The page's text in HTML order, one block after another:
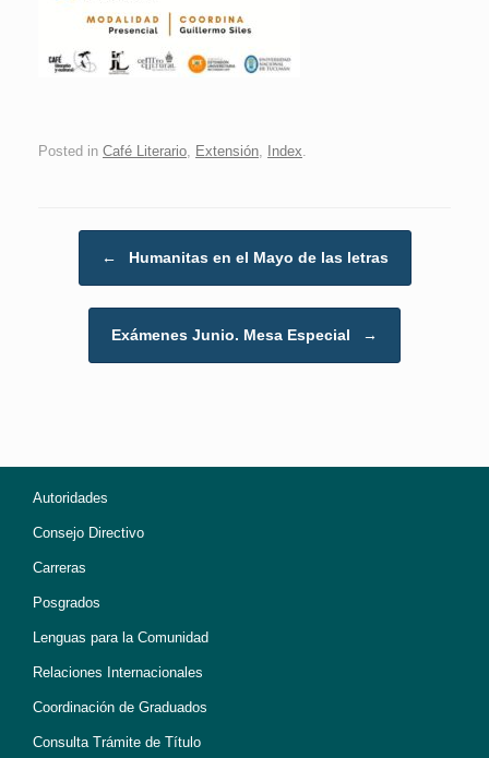
Posted in Café Literario Extensión Index
← Humanitas en el Mayo de las letras
Exámenes Junio. Mesa Especial →
Autoridades
Consejo Directivo
Carreras
Posgrados
Lenguas para la Comunidad
Relaciones Internacionales
Coordinación de Graduados
Consulta Trámite de Título